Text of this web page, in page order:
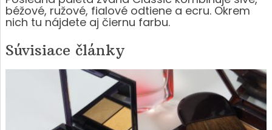
béžové, ružové, fialové odtiene a ecru. Okrem
nich tu nájdete aj čiernu farbu.
Súvisiace články